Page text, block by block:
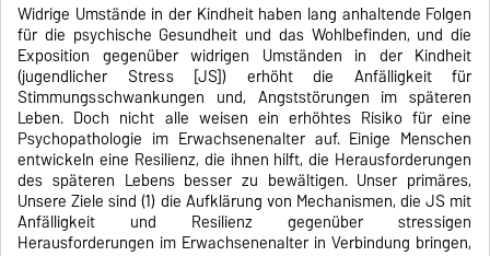
Widrige Umstände in der Kindheit haben lang anhaltende Folgen
für die psychische Gesundheit und das Wohlbefinden, und die
Exposition gegenüber widrigen Umständen in der Kindheit
(jugendlicher Stress [JS]) erhöht die Anfälligkeit für
Stimmungsschwankungen und, Angststörungen im späteren
Leben. Doch nicht alle weisen ein erhöhtes Risiko für eine
Psychopathologie im Erwachsenenalter auf. Einige Menschen
entwickeln eine Resilienz, die ihnen hilft, die Herausforderungen
des späteren Lebens besser zu bewältigen. Unser primäres,
Unsere Ziele sind (1) die Aufklärung von Mechanismen, die JS mit
Anfälligkeit und Resilienz gegenüber stressigen
Herausforderungen im Erwachsenenalter in Verbindung bringen,